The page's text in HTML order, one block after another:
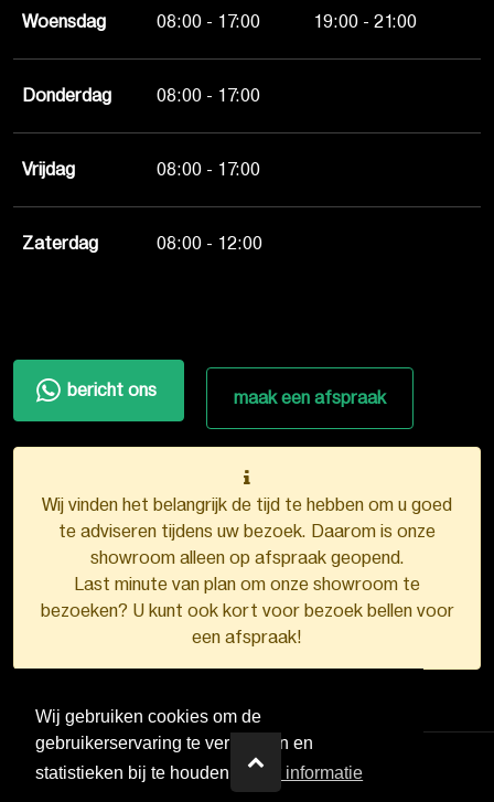
Wij gebruiken cookies om de
gebruikerservaring te verbeteren en
statistieken bij te houden.
Meer informatie
Woensdag 08:00 - 17:00 19:00 - 21:00
Donderdag 08:00 - 17:00
Vrijdag 08:00 - 17:00
Zaterdag 08:00 - 12:00
bericht ons maak een afspraak
Wij vinden het belangrijk de tijd te hebben om u goed
te adviseren tijdens uw bezoek. Daarom is onze
showroom alleen op afspraak geopend.
Last minute van plan om onze showroom te
bezoeken? U kunt ook kort voor bezoek bellen voor
een afspraak!